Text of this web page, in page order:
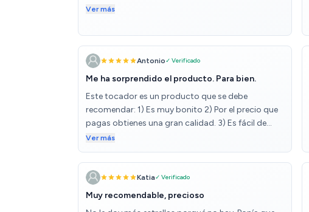
tornillos pues la madera se puede agrietar un
material.Para mi esta bien.
Ver más
Antonio✓ Verificado
Me ha sorprendido el producto. Para bien.
Este tocador es un producto que se debe
recomendar: 1) Es muy bonito 2) Por el precio que
pagas obtienes una gran calidad. 3) Es fácil de
montar. Eso sí, te llevará un poquito de tiempo.
Ver más
Katia✓ Verificado
Muy recomendable, precioso